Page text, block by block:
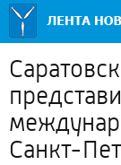
Санкт-